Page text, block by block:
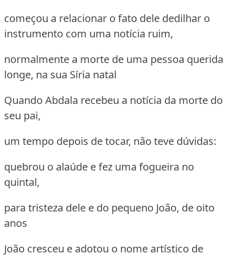
começou a relacionar o fato dele dedilhar o
instrumento com uma notícia ruim,
normalmente a morte de uma pessoa querida
longe, na sua Síria natal
Quando Abdala recebeu a notícia da morte do
seu pai,
um tempo depois de tocar, não teve dúvidas:
quebrou o alaúde e fez uma fogueira no
quintal,
para tristeza dele e do pequeno João, de oito
anos
João cresceu e adotou o nome artístico de